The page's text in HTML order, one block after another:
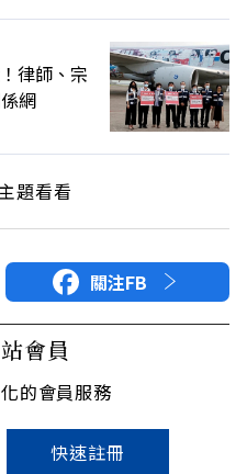
律師、宗
網
題看看
關注FB
會員
的會員服務
快速註冊